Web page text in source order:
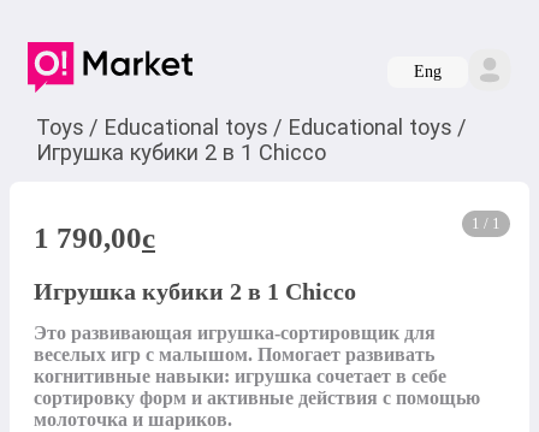
Eng
Toys / Educational toys / Educational toys /
Игрушка кубики 2 в 1 Chicco
1 / 1
1 790,00c
Игрушка кубики 2 в 1 Chicco
Это развивающая игрушка-сортировщик для
веселых игр с малышом. Помогает развивать
когнитивные навыки: игрушка сочетает в себе
сортировку форм и активные действия с помощью
молоточка и шариков.